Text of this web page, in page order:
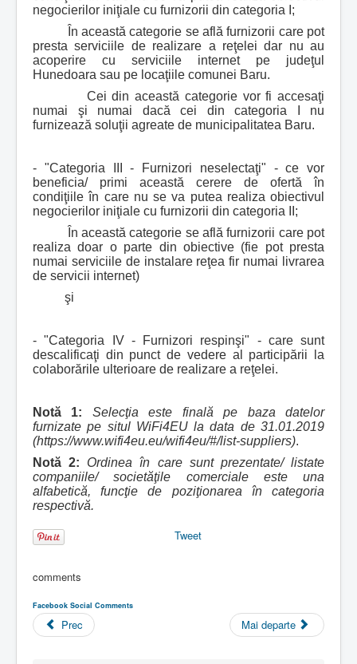
negocierilor iniţiale cu furnizorii din categoria I;
În această categorie se află furnizorii care pot
presta serviciile de realizare a reţelei dar nu au
acoperire cu serviciile internet pe judeţul
Hunedoara sau pe locaţiile comunei Baru.
Cei din această categorie vor fi accesaţi
numai şi numai dacă cei din categoria I nu
furnizează soluţii agreate de municipalitatea Baru.
- "Categoria III - Furnizori neselectaţi" - ce vor
beneficia/ primi această cerere de ofertă în
condiţiile în care nu se va putea realiza obiectivul
negocierilor iniţiale cu furnizorii din categoria II;
În această categorie se află furnizorii care pot
realiza doar o parte din obiective (fie pot presta
numai serviciile de instalare reţea fir numai livrarea
de servicii internet)
şi
- "Categoria IV - Furnizori respinşi" - care sunt
descalificaţi din punct de vedere al participării la
colaborările ulterioare de realizare a reţelei.
Notă 1:
Selecţia este finală pe baza datelor
furnizate pe situl WiFi4EU la data de 31.01.2019
(https://www.wifi4eu.eu/wifi4eu/#/list-suppliers).
Notă 2:
Ordinea în care sunt prezentate/ listate
companiile/ societăţile comerciale este una
alfabetică, funcţie de poziţionarea în categoria
respectivă.
Tweet
comments
Facebook Social Comments
Prec Mai departe